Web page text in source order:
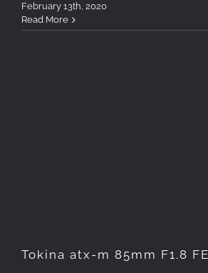
February 13th, 2020
Read More
Tokina atx-m 85mm F1.8